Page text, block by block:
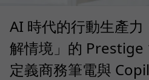
AI 時代的行動生產
解情境」的 Prestige
定義商務筆電與